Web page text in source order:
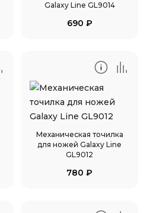
Galaxy Line GL9014
690 ₽
Механическая точилка
для ножей Galaxy Line
GL9012
780₽